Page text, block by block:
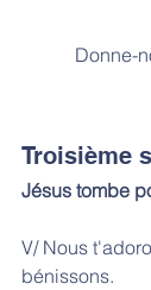
Donne-
Troisième
Jésus tombe
V/ Nous
bénissons.